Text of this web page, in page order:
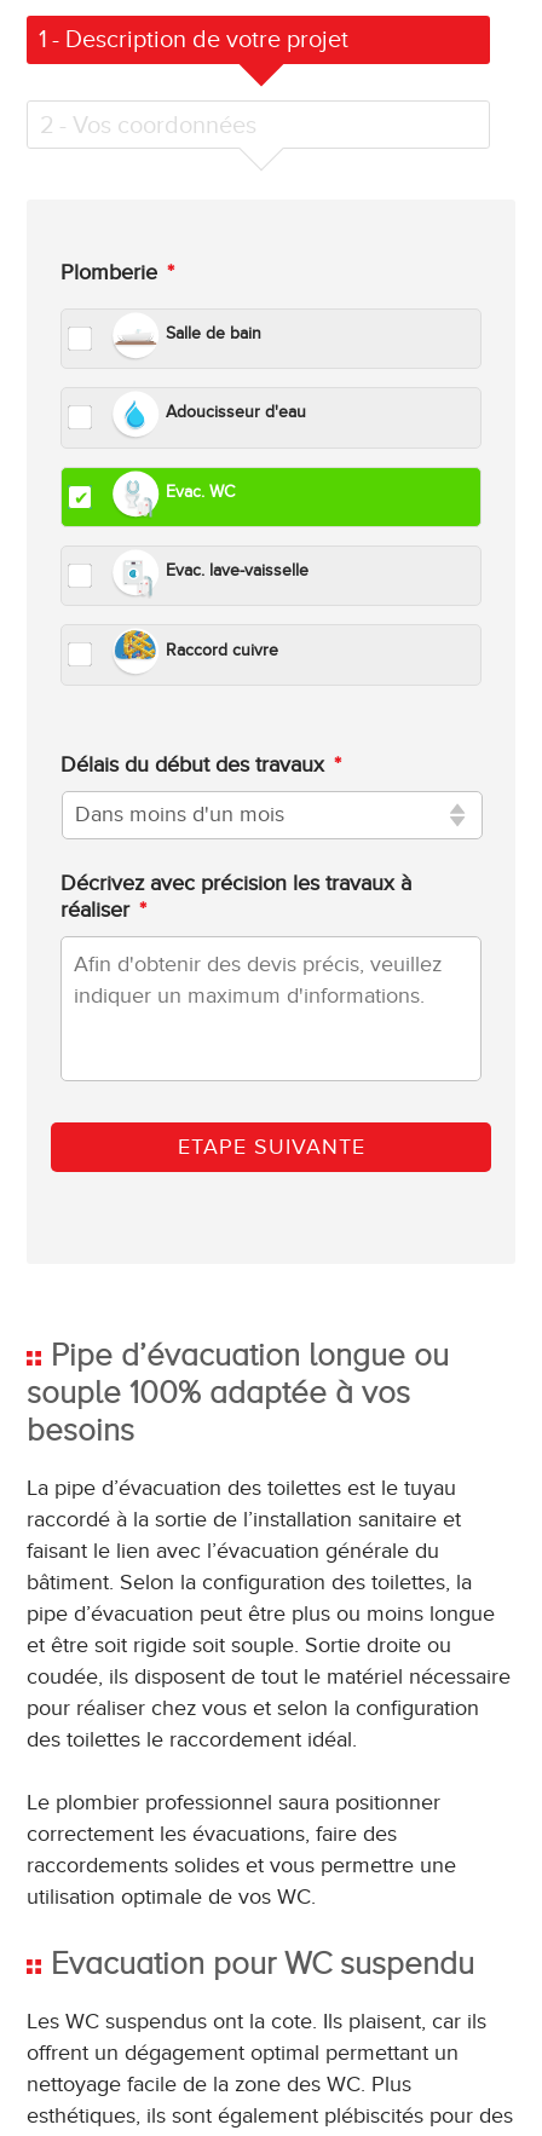
1 - Description de votre projet
2 - Vos coordonnées
Plomberie *
Salle de bain
Adoucisseur d'eau
Evac. WC
Evac. lave-vaisselle
Raccord cuivre
Délais du début des travaux *
Décrivez avec précision les travaux à
réaliser *
Pipe d’évacuation longue ou
souple 100% adaptée à vos
besoins
La pipe d’évacuation des toilettes est le tuyau
raccordé à la sortie de l’installation sanitaire et
faisant le lien avec l’évacuation générale du
bâtiment. Selon la configuration des toilettes, la
pipe d’évacuation peut être plus ou moins longue
et être soit rigide soit souple. Sortie droite ou
coudée, ils disposent de tout le matériel nécessaire
pour réaliser chez vous et selon la configuration
des toilettes le raccordement idéal.
Le plombier professionnel saura positionner
correctement les évacuations, faire des
raccordements solides et vous permettre une
utilisation optimale de vos WC.
Evacuation pour WC suspendu
Les WC suspendus ont la cote. Ils plaisent, car ils
offrent un dégagement optimal permettant un
nettoyage facile de la zone des WC. Plus
esthétiques, ils sont également plébiscités pour des